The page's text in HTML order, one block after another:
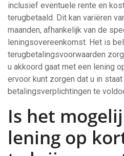
inclusief eventuele rente en
terugbetaald. Dit kan variëren
maanden, afhankelijk van de
leningsovereenkomst. Het is
terugbetalingsvoorwaarden
u akkoord gaat met een lening
ervoor kunt zorgen dat u in
betalingsverplichtingen te
Is het
lening op